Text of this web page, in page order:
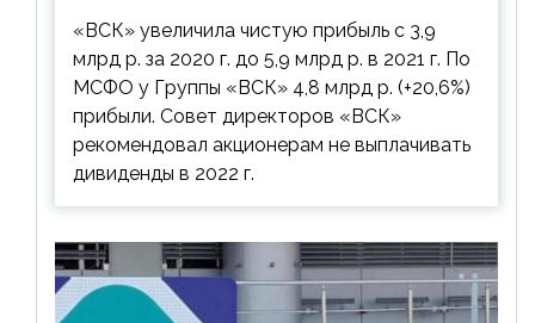
выплачивать
«ВСК» увеличила чистую прибыль с 3,9
млрд р. за 2020 г. до 5,9 млрд р. в 2021 г. По
МСФО у Группы «ВСК» 4,8 млрд р. (+20,6%)
прибыли. Совет директоров «ВСК»
рекомендовал акционерам не выплачивать
дивиденды в 2022 г.